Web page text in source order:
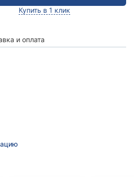
Купить в 1 клик
и оплата